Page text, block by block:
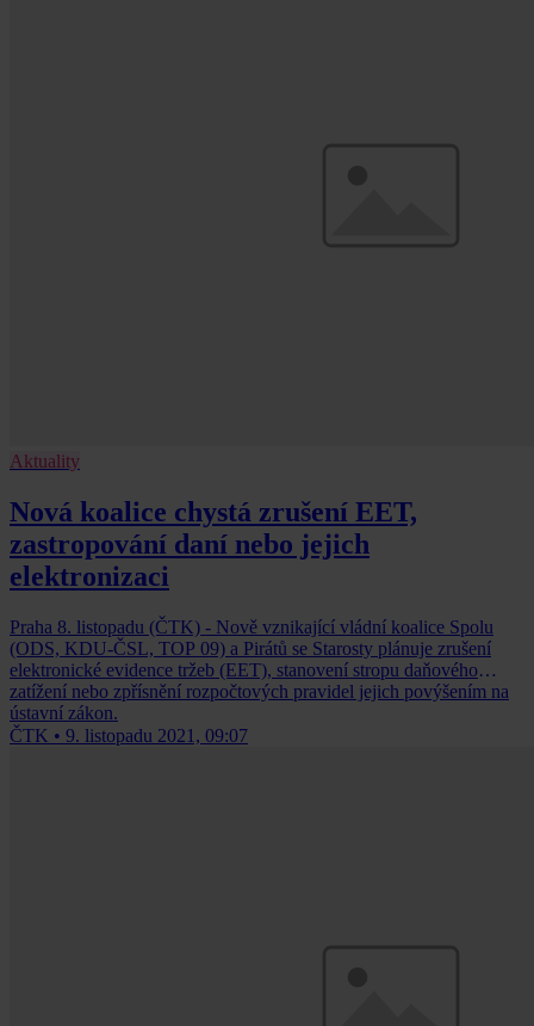
Aktuality
Nová koalice chystá zrušení EET,
zastropování daní nebo jejich
elektronizaci
Praha 8. listopadu (ČTK) - Nově vznikající vládní koalice Spolu
(ODS, KDU-ČSL, TOP 09) a Pirátů se Starosty plánuje zrušení
elektronické evidence tržeb (EET), stanovení stropu daňového
zatížení nebo zpřísnění rozpočtových pravidel jejich povýšením na
ústavní zákon.
ČTK • 9. listopadu 2021, 09:07